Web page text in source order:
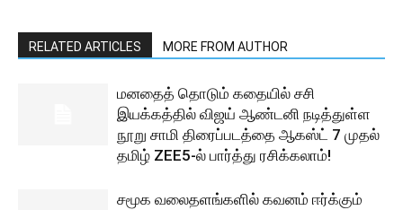
RELATED ARTICLES MORE FROM AUTHOR
மனதைத் தொடும் கதையில் சசி
இயக்கத்தில் விஜய் ஆண்டனி நடித்துள்ள
நூறு சாமி திரைப்படத்தை ஆகஸ்ட் 7 முதல்
தமிழ் ZEE5-ல் பார்த்து ரசிக்கலாம்!
சமூக வலைதளங்களில் கவனம் ஈர்க்கும்